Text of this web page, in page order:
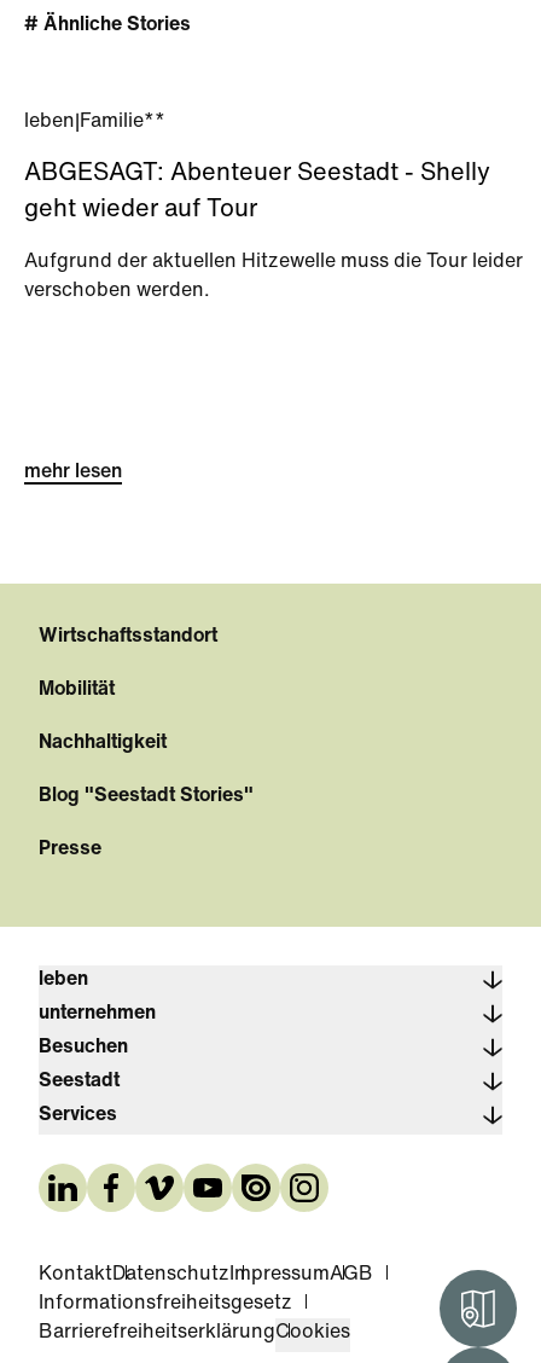
# Ähnliche Stories
leben Familie**
ABGESAGT: Abenteuer Seestadt - Shelly
geht wieder auf Tour
Aufgrund der aktuellen Hitzewelle muss die Tour leider
verschoben werden.
mehr lesen
Wirtschaftsstandort
Mobilität
Nachhaltigkeit
Blog "Seestadt Stories"
Presse
leben
unternehmen
Besuchen
Seestadt
Services
KontaktDatenschutz ImpressumAGB
Informationsfreiheitsgesetz
BarrierefreiheitserklärungCookies